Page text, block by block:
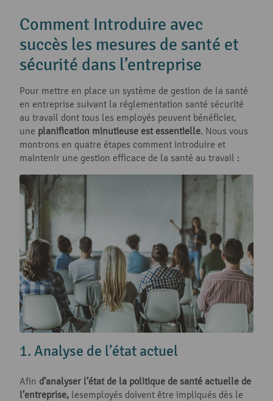
Comment Introduire avec
succès les mesures de santé et
sécurité dans l’entreprise
Pour mettre en place un système de gestion de la santé
en entreprise suivant la réglementation santé sécurité
au travail dont tous les employés peuvent bénéficier,
une planification minutieuse est essentielle. Nous vous
montrons en quatre étapes comment introduire et
maintenir une gestion efficace de la santé au travail :
1. Analyse de l’état actuel
Afin d’analyser l’état de la politique de santé actuelle de
l’entreprise, lesemployés doivent être impliqués dès le